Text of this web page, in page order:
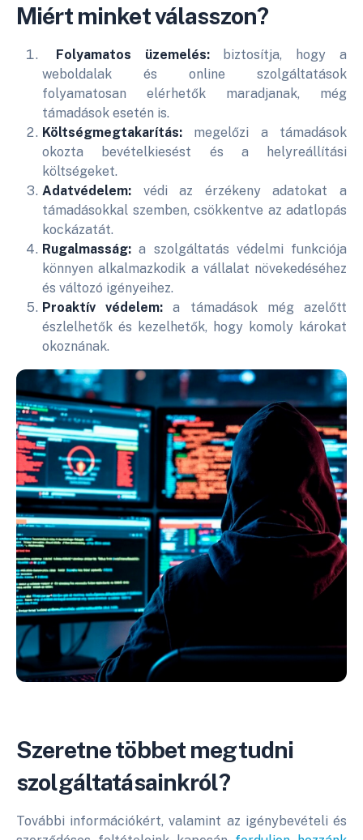
Miért minket válasszon?
Folyamatos üzemelés:biztosítja, hogy a
weboldalak és online szolgáltatások
folyamatosan elérhetők maradjanak, még
támadások esetén is.
Költségmegtakarítás: megelőzi a támadások
okozta bevételkiesést és a helyreállítási
költségeket.
Adatvédelem: védi az érzékeny adatokat a
támadásokkal szemben, csökkentve az adatlopás
kockázatát.
Rugalmasság: a szolgáltatás védelmi funkciója
könnyen alkalmazkodik a vállalat növekedéséhez
és változó igényeihez.
Proaktív védelem: a támadások még azelőtt
észlelhetők és kezelhetők, hogy komoly károkat
okoznának.
Szeretne többet megtudni
szolgáltatásainkról?
További információkért, valamint az igénybevételi és